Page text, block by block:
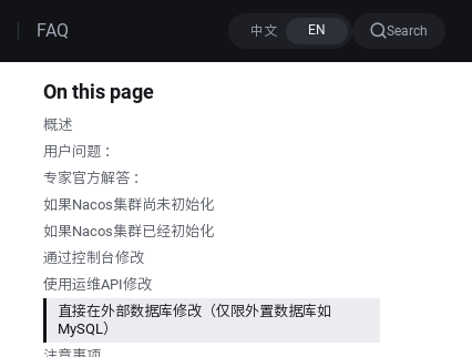
FAQ Search
On this page
概述
用户问题 ：
专家官方解答 ：
如果Nacos集群尚未初始化
如果Nacos集群已经初始化
通过控制台修改
使用运维API修改
直接在外部数据库修改（仅限外置数据库如
MySQL）